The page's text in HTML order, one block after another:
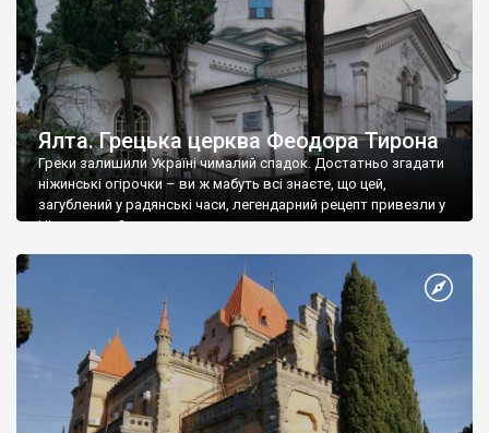
Ялта. Грецька церква Феодора Тирона
Греки залишили Україні чималий спадок. Достатньо згадати
ніжинські огірочки – ви ж мабуть всі знаєте, що цей,
загублений у радянські часи, легендарний рецепт привезли у
Ніжин греки?